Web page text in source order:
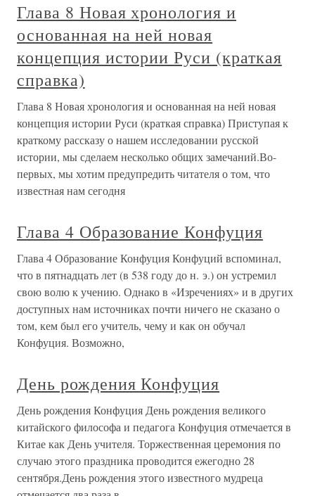
Глава 8 Новая хронология и
основанная на ней новая
концепция истории Руси (краткая
справка)
Глава 8 Новая хронология и основанная на ней новая
концепция истории Руси (краткая справка) Приступая к
краткому рассказу о нашем исследовании русской
истории, мы сделаем несколько общих замечаний.Во-
первых, мы хотим предупредить читателя о том, что
известная нам сегодня
Глава 4 Образование Конфуция
Глава 4 Образование Конфуция Конфуций вспоминал,
что в пятнадцать лет (в 538 году до н. э.) он устремил
свою волю к учению. Однако в «Изречениях» и в других
доступных нам источниках почти ничего не сказано о
том, кем был его учитель, чему и как он обучал
Конфуция. Возможно,
День рождения Конфуция
День рождения Конфуция День рождения великого
китайского философа и педагога Конфуция отмечается в
Китае как День учителя. Торжественная церемония по
случаю этого праздника проводится ежегодно 28
сентября.День рождения этого известного мудреца